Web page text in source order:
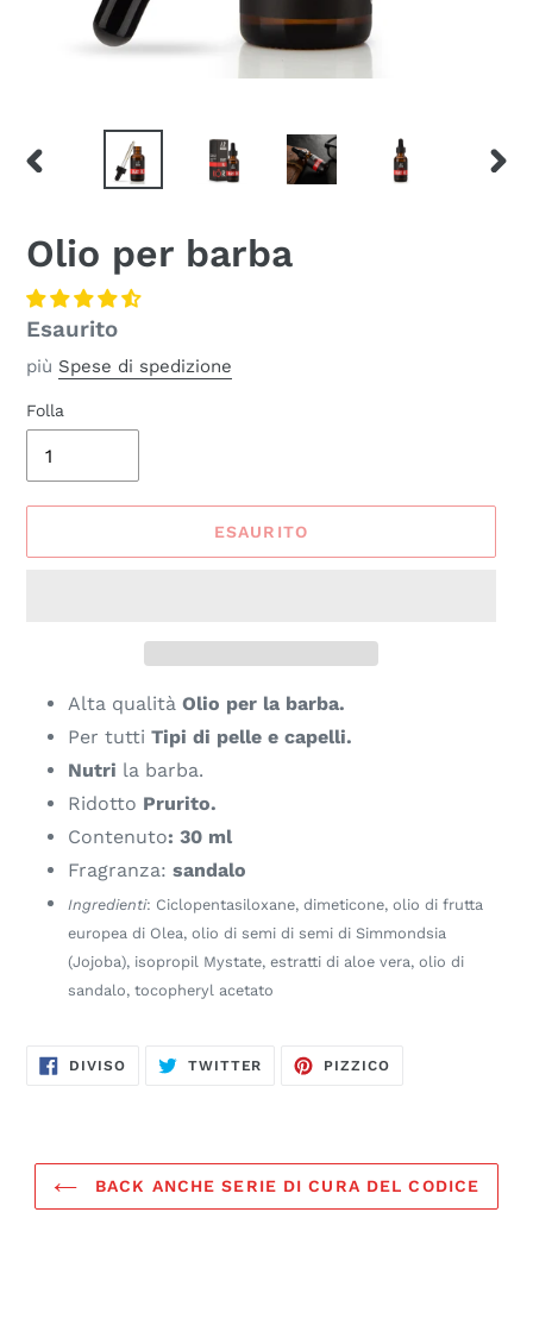
Olio per barba
Prezzo
normale
Esaurito
più Spese di spedizione
Folla
ESAURITO
Alta qualità Olio per la barba.
Per tutti Tipi di pelle e capelli.
Nutri la barba.
Ridotto Prurito.
Contenuto: 30 ml
Fragranza: sandalo
Ingredienti: Ciclopentasiloxane, dimeticone, olio di frutta
europea di Olea, olio di semi di semi di Simmondsia
(Jojoba), isopropil Mystate, estratti di aloe vera, olio di
sandalo, tocopheryl acetato
DIVISOCONDIVIDITWITTER TWEET PIZZICO
BACK ANCHE SERIE DI CURA DEL CODICE